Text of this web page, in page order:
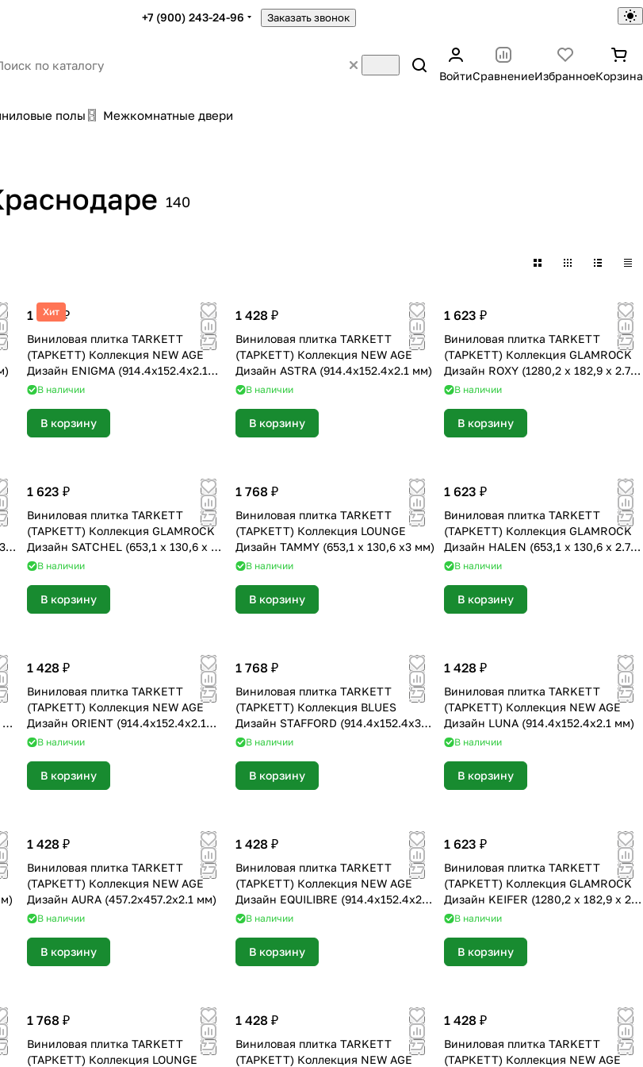
+7 (900) 243-24-96 Заказать звонок
ВойтиСравнениеИзбранноеКорзина
полы Межкомнатные двери
140
Хит
1 428 ₽
Виниловая плитка TARKETT
(ТАРКЕТТ) Коллекция NEW AGE
Дизайн ENIGMA (914.4х152.4х2.1
мм)В наличии
В корзину
1 428 ₽
Виниловая плитка TARKETT
(ТАРКЕТТ) Коллекция NEW AGE
Дизайн ASTRA (914.4х152.4х2.1 мм)
В наличии
В корзину
1 623 ₽
Виниловая плитка TARKETT
(ТАРКЕТТ) Коллекция GLAMROCK
Дизайн ROXY (1280,2 х 182,9 х 2.7
мм)В наличии
В корзину
1 623 ₽
Виниловая плитка TARKETT
(ТАРКЕТТ) Коллекция GLAMROCK
Дизайн SATCHEL (653,1 х 130,6 х 2.7
мм)В наличии
В корзину
1 768 ₽
Виниловая плитка TARKETT
(ТАРКЕТТ) Коллекция LOUNGE
Дизайн TAMMY (653,1 х 130,6 х3 мм)
В наличии
В корзину
1 623 ₽
Виниловая плитка TARKETT
(ТАРКЕТТ) Коллекция GLAMROCK
Дизайн HALEN (653,1 х 130,6 х 2.7
мм)В наличии
В корзину
1 428 ₽
Виниловая плитка TARKETT
(ТАРКЕТТ) Коллекция NEW AGE
Дизайн ORIENT (914.4х152.4х2.1
мм)В наличии
В корзину
1 768 ₽
Виниловая плитка TARKETT
(ТАРКЕТТ) Коллекция BLUES
Дизайн STAFFORD (914.4х152.4х3
мм)В наличии
В корзину
1 428 ₽
Виниловая плитка TARKETT
(ТАРКЕТТ) Коллекция NEW AGE
Дизайн LUNA (914.4х152.4х2.1 мм)
В наличии
В корзину
1 428 ₽
Виниловая плитка TARKETT
(ТАРКЕТТ) Коллекция NEW AGE
Дизайн AURA (457.2х457.2х2.1 мм)
В наличии
В корзину
1 428 ₽
Виниловая плитка TARKETT
(ТАРКЕТТ) Коллекция NEW AGE
Дизайн EQUILIBRE (914.4х152.4х2.1
мм)В наличии
В корзину
1 623 ₽
Виниловая плитка TARKETT
(ТАРКЕТТ) Коллекция GLAMROCK
Дизайн KEIFER (1280,2 х 182,9 х 2.7
мм)В наличии
В корзину
1 768 ₽
Виниловая плитка TARKETT
(ТАРКЕТТ) Коллекция LOUNGE
1 428 ₽
Виниловая плитка TARKETT
(ТАРКЕТТ) Коллекция NEW AGE
1 428 ₽
Виниловая плитка TARKETT
(ТАРКЕТТ) Коллекция NEW AGE